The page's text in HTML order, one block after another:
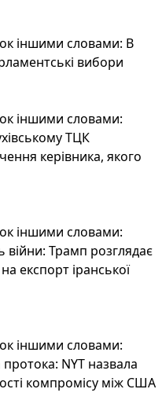
іншими словами: В
вибори
іншими словами:
ТЦК
керівника, якого
іншими словами:
війни: Трамп розглядає
експорт іранської
іншими словами:
NYT назвала
компромісу між США